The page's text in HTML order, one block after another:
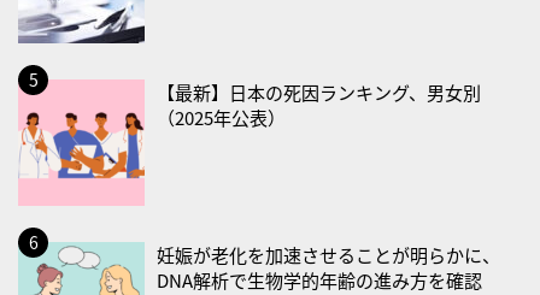
2026/08/23(日)
・不眠の日
・乳酸菌の日
2026/08/25(火)
・いたわり肌の日
2026/08/26(水)
・風呂の日
【最新】日本の死因ランキング、男女別
（2025年公表）
妊娠が老化を加速させることが明らかに、
DNA解析で生物学的年齢の進み方を確認